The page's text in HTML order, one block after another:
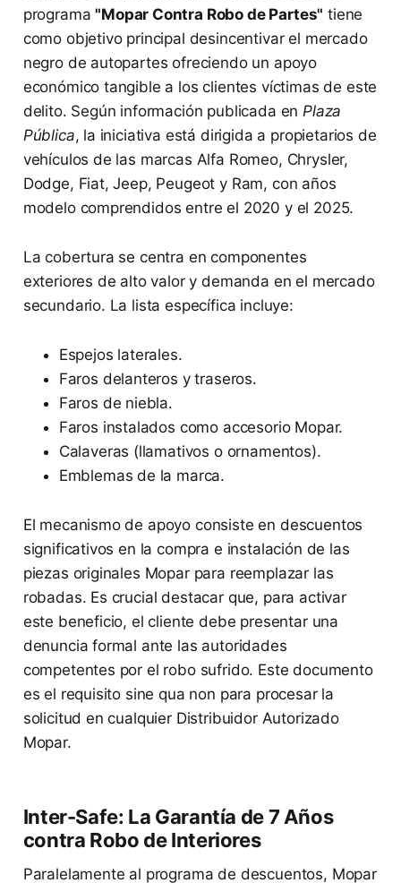
programa"Mopar Contra Robo de Partes" tiene
como objetivo principal desincentivar el mercado
negro de autopartes ofreciendo un apoyo
económico tangible a los clientes víctimas de este
delito. Según información publicada en Plaza
Pública, la iniciativa está dirigida a propietarios de
vehículos de las marcas Alfa Romeo, Chrysler,
Dodge, Fiat, Jeep, Peugeot y Ram, con años
modelo comprendidos entre el 2020 y el 2025.
La cobertura se centra en componentes
exteriores de alto valor y demanda en el mercado
secundario. La lista específica incluye:
Espejos laterales.
Faros delanteros y traseros.
Faros de niebla.
Faros instalados como accesorio Mopar.
Calaveras (llamativos o ornamentos).
Emblemas de la marca.
El mecanismo de apoyo consiste en descuentos
significativos en la compra e instalación de las
piezas originales Mopar para reemplazar las
robadas. Es crucial destacar que, para activar
este beneficio, el cliente debe presentar una
denuncia formal ante las autoridades
competentes por el robo sufrido. Este documento
es el requisito sine qua non para procesar la
solicitud en cualquier Distribuidor Autorizado
Mopar.
Inter-Safe: La Garantía de 7 Años
contra Robo de Interiores
Paralelamente al programa de descuentos, Mopar